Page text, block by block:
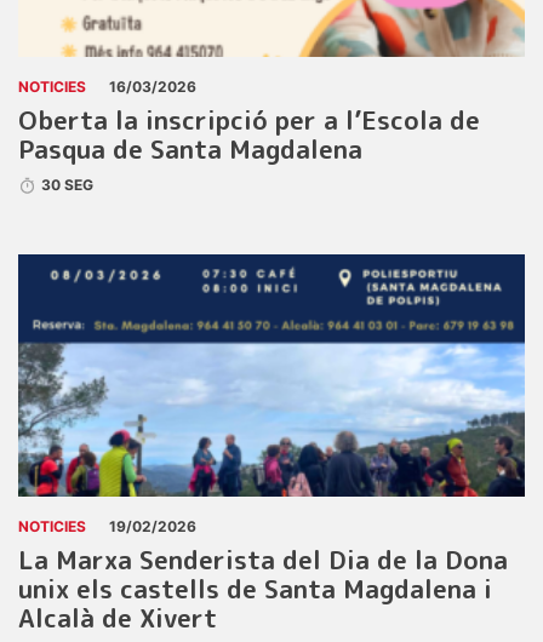
NOTICIES 16/03/2026
Oberta la inscripció per a l’Escola de
Pasqua de Santa Magdalena
30 SEG
NOTICIES 19/02/2026
La Marxa Senderista del Dia de la Dona
unix els castells de Santa Magdalena i
Alcalà de Xivert